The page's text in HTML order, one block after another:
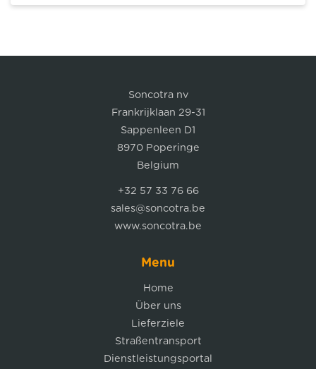
Soncotra nv
Frankrijklaan 29-31
Sappenleen D1
8970 Poperinge
Belgium
+32 57 33 76 66
sales@soncotra.be
www.soncotra.be
Menu
Home
Über uns
Lieferziele
Straßentransport
Dienstleistungsportal